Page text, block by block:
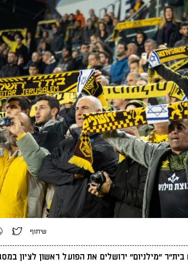
שיתוף
"מילניום" ירושלים את הפועל ראשון לציון